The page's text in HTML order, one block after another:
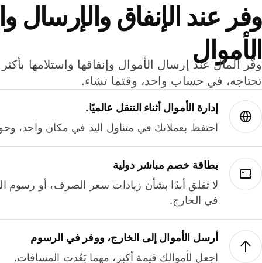
وفر عند الإنفاق والإرسال
الأموال
تحتاجه، في حساب واحد، وقتما تشاء.
إدارة الأموال أثناء التنقل عالميًا.
احتفظ بعملاتك في متناول اليد في مكان واحد،
بطاقة خصم مباشر دولية
لا تقلق أبدًا بشأن زيادات سعر الصرف، أو رسوم
في الخارج.
أرسل الأموال إلى الخارج، ووفر في الرسوم
اجعل لأموالك قيمة أكبر، مهما بَعُدت المسافات.